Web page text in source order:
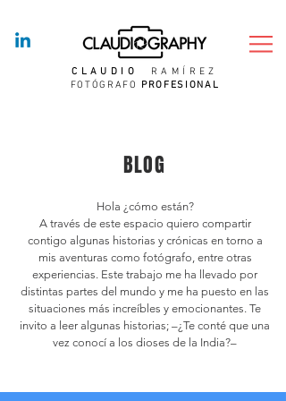
CLAUDIO
RAMÍREZ
FOTÓGRAFO PROFESIONAL
BLOG
Hola ¿cómo están?
A través de este espacio quiero compartir
contigo algunas historias y crónicas en torno a
mis aventuras como fotógrafo, entre otras
experiencias. Este trabajo me ha llevado por
distintas partes del mundo y me ha puesto en las
situaciones más increíbles y emocionantes. Te
invito a leer algunas historias; –¿Te conté que una
vez conocí a los dioses de la India?–